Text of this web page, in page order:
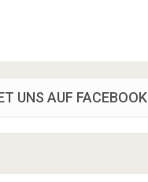
UNS AUF FACEBOOK